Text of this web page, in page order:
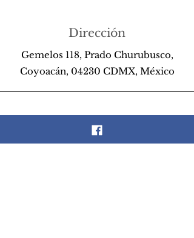
Dirección
Gemelos 118, Prado Churubusco,
Coyoacán, 04230 CDMX, México
Teléfono